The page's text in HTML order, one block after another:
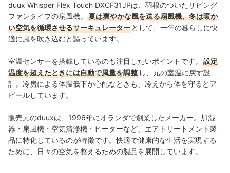
duux Whisper Flex Touch DXCF31JPは、羽根のついたリビング
ファンタイプの扇風機。
夏は爽やかな風を送る扇風機、冬は暖か
い空気を循環させるサーキュレーター として、一年の暮らしに快
適に風を吹き込むと謳っています。
室温センサーを搭載しているのも注目したいポイントです。
設定
温度を超えたときには自動で風量を調整 し、元の室温に戻す設
計。冷房による体温低下が心配なときも、冷えから体を守るとア
ピールしています。
販売元のduuxは、1996年にオランダで創業したメーカー。加湿
器・扇風機・空気清浄機・ヒーターなど、エアトリートメント製
品に特化しているのが特徴です。快適で健康的な生活を実現する
ために、日々の空気を整えるための製品を展開しています。